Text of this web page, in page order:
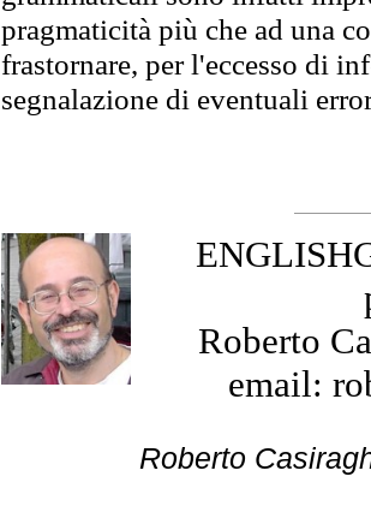
pragmaticità più che ad una
frastornare, per l'eccesso di
segnalazione di eventuali
Roberto
email:
Roberto